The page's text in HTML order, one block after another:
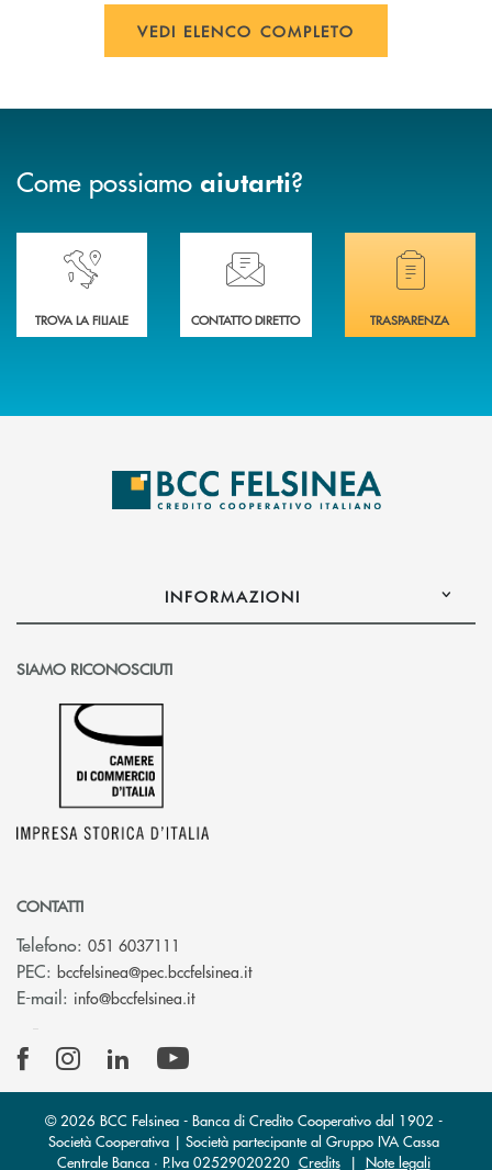
VEDI ELENCO COMPLETO
Come possiamo aiutarti?
Accedi all' elenco completo delle nostre&nbsp; filiali .
TROVA LA FILIALE
Ti serve assistenza immediata? Contattaci!
CONTATTO DIRETTO
Hai bisogno di
TRASPARENZA
INFORMAZIONI
SIAMO RICONOSCIUTI
CONTATTI
Telefono: 051 6037111
PEC: bccfelsinea@pec.bccfelsinea.it(si apre l’app di posta
E-mail: info@bccfelsinea.it(si apre l’app di posta elettronica)
© 2026 BCC Felsinea - Banca di Credito Cooperativo dal 1902 -
Società Cooperativa | Società partecipante al Gruppo IVA Cassa
Centrale Banca · P.Iva 02529020220 Credits| Note legali